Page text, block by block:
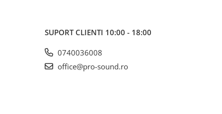
SUPORT CLIENTI 10:00 - 18:00
0740036008
office@pro-sound.ro